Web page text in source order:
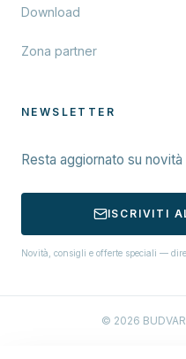
Download
Zona partner
NEWSLETTER
Resta aggiornato su
ISCRIVITI
Novità, consigli e offerte speciali —
© 2026